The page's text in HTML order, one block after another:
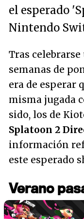
el esperado
Nintendo
Tras celebrarse
semanas de
era de esperar
misma jugada
sido, los de
Splatoon 2
información
este esperado
Verano